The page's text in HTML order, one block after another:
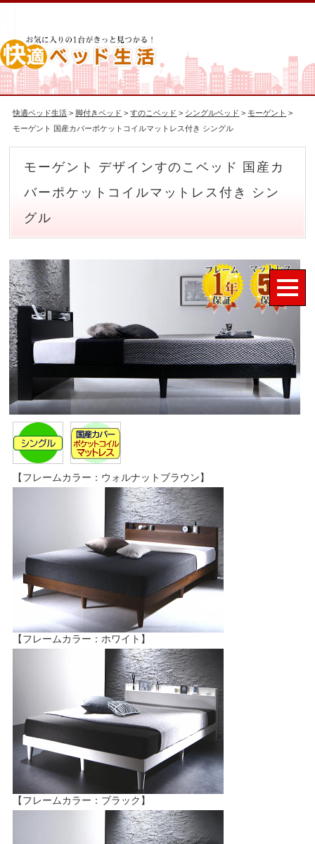
快適ベッド生活 > 脚付きベッド >すのこベッド > シングルベッド >モーゲント >
モーゲント 国産カバーポケットコイルマットレス付き シングル
モーゲント デザインすのこベッド 国産カ
バーポケットコイルマットレス付き シン
グル
【フレームカラー：ウォルナットブラウン】
【フレームカラー：ホワイト】
【フレームカラー：ブラック】